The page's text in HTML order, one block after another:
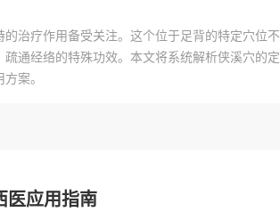
治疗作用备受关注。这个位于足背的特定穴位不
通经络的特殊功效。本文将系统解析侠溪穴的定
案。
医应用指南